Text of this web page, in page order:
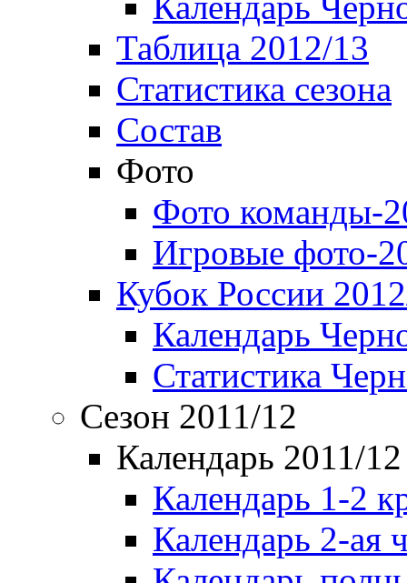
Таблица 2012/13
Статистика сезона
Состав
Фото
Фото команды-
Игровые фото-
Кубок России
Календарь
Статистика
Сезон 2011/12
Календарь 2011/12
Календарь 1-2
Календарь 2-ая